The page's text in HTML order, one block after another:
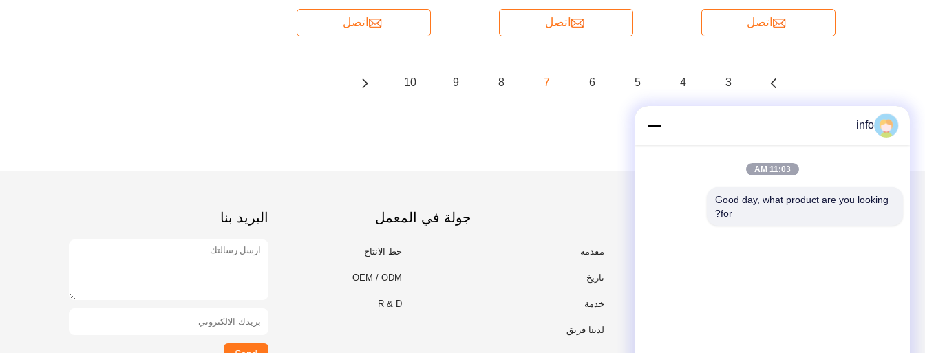
اتصل اتصل اتصل
3
4
5
6
7
8
9
10
مقدمة
تاريخ
خدمة
لدينا فريق
جولة في المعمل
خط الانتاج
OEM / ODM
R & D
البريد بنا
info
11:03 AM
Good day, what product are you looking
for?